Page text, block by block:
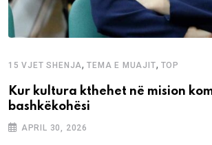
15 VJET SHENJA,TEMA E MUAJIT, TOP
Kur kultura kthehet në mision
bashkëkohësi
APRIL 30, 2026